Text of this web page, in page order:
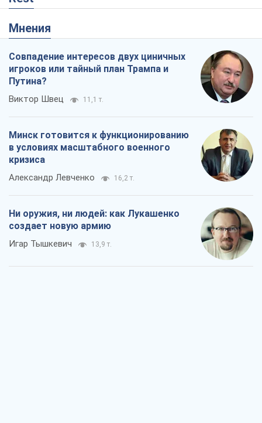
Мнения
Совпадение интересов двух циничных
игроков или тайный план Трампа и
Путина?
Виктор Швец 11,1 т.
Минск готовится к функционированию
в условиях масштабного военного
кризиса
Александр Левченко 16,2 т.
Ни оружия, ни людей: как Лукашенко
создает новую армию
Игар Тышкевич 13,9 т.